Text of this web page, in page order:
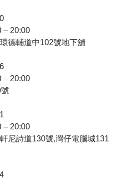
– 20:00
德輔道中102號地下舖
– 20:00
– 20:00
尼詩道130號,灣仔電腦城131